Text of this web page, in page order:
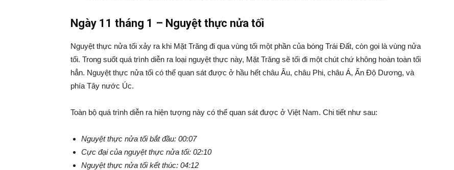
Ngày 11 tháng 1 – Nguyệt thực nửa tối
Nguyệt thực nửa tối xảy ra khi Mặt Trăng đi qua vùng tối một phần của bóng Trái Đất, còn gọi là vùng nửa
tối. Trong suốt quá trình diễn ra loại nguyệt thực này, Mặt Trăng sẽ tối đi một chút chứ không hoàn toàn tối
hẳn. Nguyệt thực nửa tối có thể quan sát được ở hầu hết châu Âu, châu Phi, châu Á, Ấn Độ Dương, và
phía Tây nước Úc.
Toàn bộ quá trình diễn ra hiện tượng này có thể quan sát được ở Việt Nam. Chi tiết như sau:
Nguyệt thực nửa tối bắt đầu: 00:07
Cực đại của nguyệt thực nửa tối: 02:10
Nguyệt thực nửa tối kết thúc: 04:12